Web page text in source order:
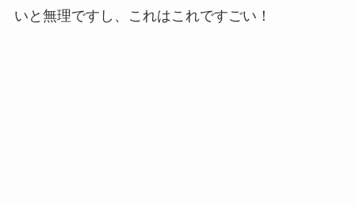
いと無理ですし、これはこれですごい！